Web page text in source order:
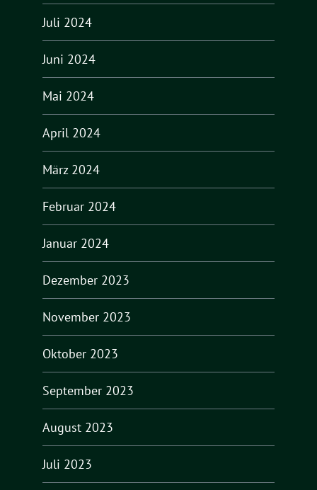
Juli 2024
Juni 2024
Mai 2024
April 2024
März 2024
Februar 2024
Januar 2024
Dezember 2023
November 2023
Oktober 2023
September 2023
August 2023
Juli 2023